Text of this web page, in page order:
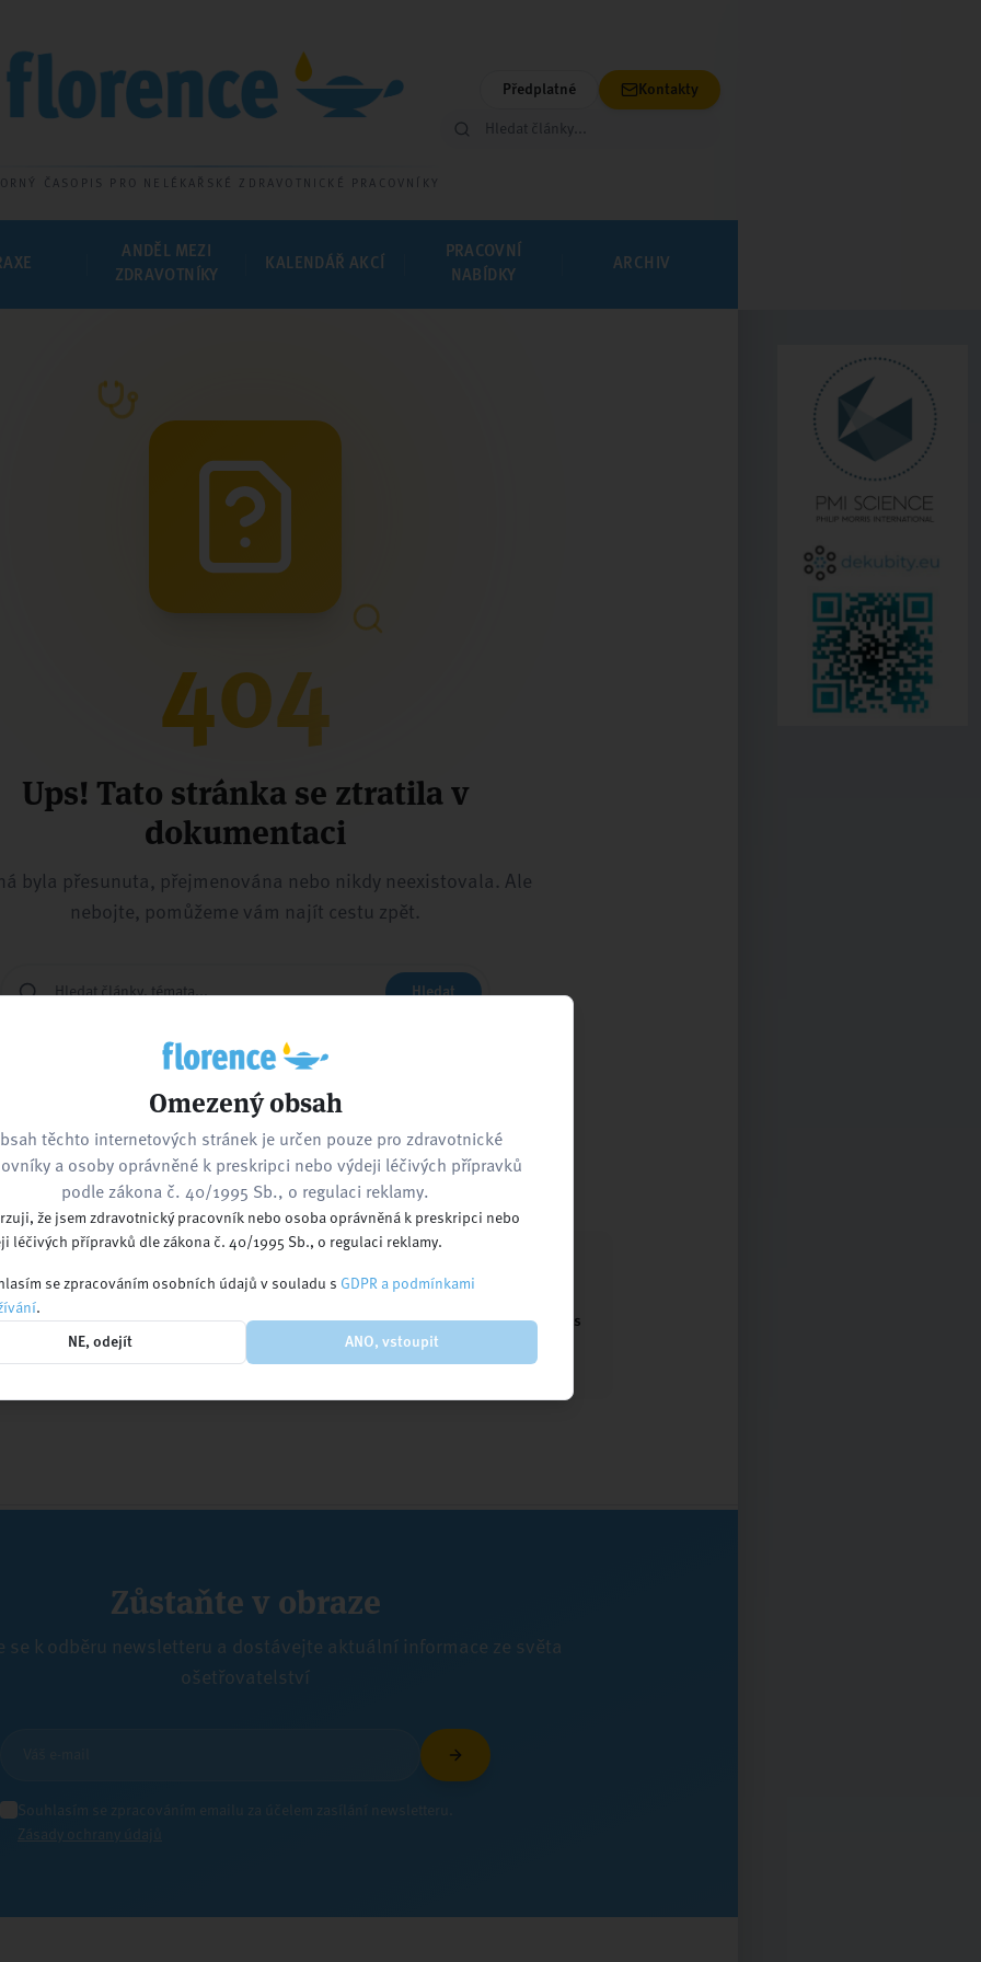
ČASOPIS PRO NELÉKAŘSKÉ ZDRAVOTNICKÉ PRACOVNÍKY
Předplatné Kontakty
ANDĚL MEZI
ZDRAVOTNÍKY
KALENDÁŘ AKCÍ
PRACOVNÍ
NABÍDKY
ARCHIV
404
Ups! Tato stránka se ztratila v
dokumentaci
byla přesunuta, přejmenována nebo nikdy neexistovala. Ale
nebojte, pomůžeme vám najít cestu zpět.
Hledat
nebo navštivte
Kalendář akcí Pracovní nabídky Kontaktujte nás
Zůstaňte v obraze
se k odběru newsletteru a dostávejte aktuální informace ze světa
ošetřovatelství
Souhlasím se zpracováním emailu za účelem zasílání newsletteru.
Zásady ochrany údajů
Omezený obsah
těchto internetových stránek je určen pouze pro zdravotnické
a osoby oprávněné k preskripci nebo výdeji léčivých přípravků
podle zákona č. 40/1995 Sb., o regulaci reklamy.
že jsem zdravotnický pracovník nebo osoba oprávněná k preskripci nebo
léčivých přípravků dle zákona č. 40/1995 Sb., o regulaci reklamy.
se zpracováním osobních údajů v souladu s GDPR a podmínkami
.
NE, odejít ANO, vstoupit